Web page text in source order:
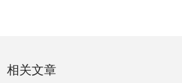
相关文章